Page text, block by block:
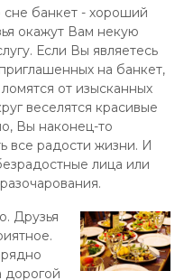
сне банкет - хороший
окажут Вам некую
Если Вы являетесь
на банкет,
от изысканных
веселятся красивые
Вы наконец-то
все радости жизни. И
лица или
Друзья
дорогой